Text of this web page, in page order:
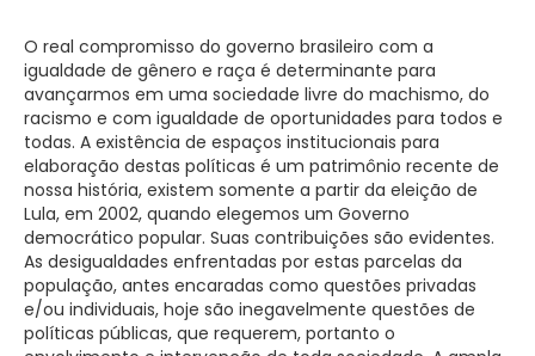
O real compromisso do governo brasileiro com a
igualdade de gênero e raça é determinante para
avançarmos em uma sociedade livre do machismo, do
racismo e com igualdade de oportunidades para todos e
todas. A existência de espaços institucionais para
elaboração destas políticas é um patrimônio recente de
nossa história, existem somente a partir da eleição de
Lula, em 2002, quando elegemos um Governo
democrático popular. Suas contribuições são evidentes.
As desigualdades enfrentadas por estas parcelas da
população, antes encaradas como questões privadas
e/ou individuais, hoje são inegavelmente questões de
políticas públicas, que requerem, portanto o